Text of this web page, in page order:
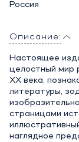
Россия
Описание:
Настоящее
целостный мир
XX века,
литературы,
страницами
наглядное